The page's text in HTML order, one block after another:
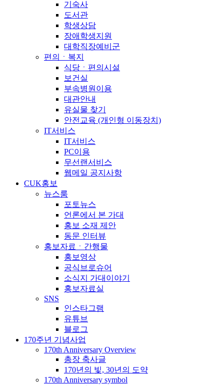
기숙사
도서관
학생상담
장애학생지원
대학직장예비군
편의ㆍ복지
식당ㆍ편의시설
보건실
부속병원이용
대관안내
유실물 찾기
안전교육 (개인형 이동장치)
IT서비스
IT서비스
PC이용
무선랜서비스
웹메일 공지사항
CUK홍보
뉴스룸
포토뉴스
언론에서 본 가대
홍보 소재 제안
동문 인터뷰
홍보자료ㆍ간행물
홍보영상
공식브로슈어
소식지 가대이야기
홍보자료실
SNS
인스타그램
유튜브
블로그
170주년 기념사업
170th Anniversary Overview
총장 축사글
170년의 빛, 30년의 도약
170th Anniversary symbol